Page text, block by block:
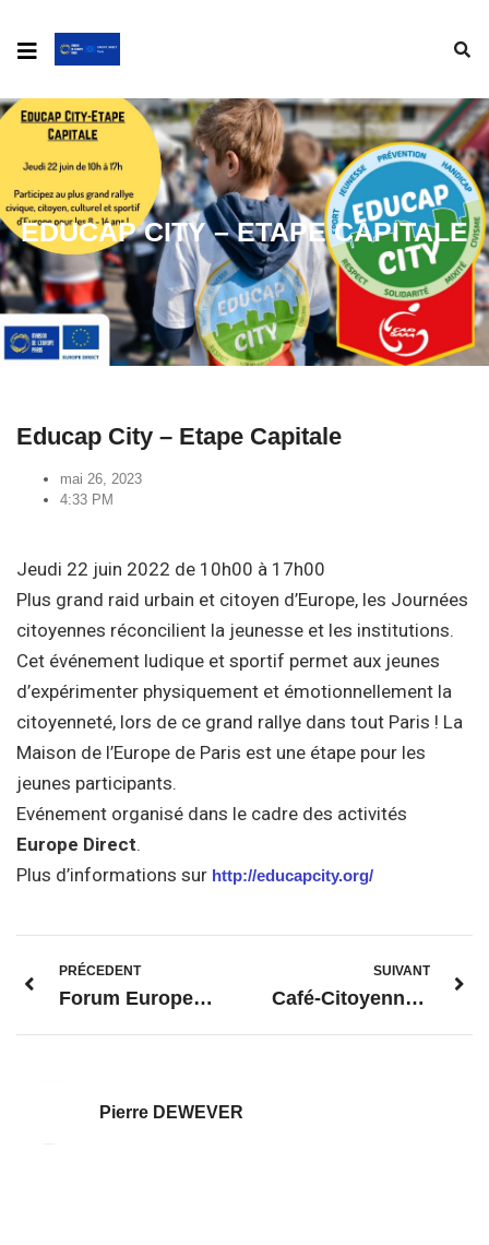
EDUCAP CITY – ETAPE CAPITALE
Educap City – Etape Capitale
mai 26, 2023
4:33 PM
Jeudi 22 juin 2022 de 10h00 à 17h00
Plus grand raid urbain et citoyen d’Europe, les Journées
citoyennes réconcilient la jeunesse et les institutions.
Cet événement ludique et sportif permet aux jeunes
d’expérimenter physiquement et émotionnellement la
citoyenneté, lors de ce grand rallye dans tout Paris ! La
Maison de l’Europe de Paris est une étape pour les
jeunes participants.
Evénement organisé dans le cadre des activités
Europe Direct.
Plus d’informations sur http://educapcity.org/
PRÉCEDENT
Forum Europe. Le brevet unitaire, un outil pour vos innovations.
SUIVANT
Café-Citoyennes pour l’Europe: La Hongrie
Pierre DEWEVER